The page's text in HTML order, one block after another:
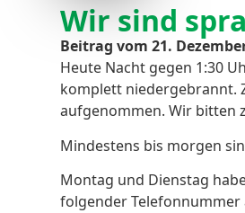
Wir sind
Beitrag vom21.
Heute Nacht gegen 1:30
komplett niedergebrannt.
aufgenommen. Wir bitten
Mindestens bis morgen
Montag und Dienstag
folgender Telefonnummer